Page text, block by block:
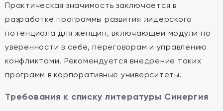
Практическая значимость заключается в
разработке программы развития лидерского
потенциала для женщин, включающей модули по
уверенности в себе, переговорам и управлению
конфликтами. Рекомендуется внедрение таких
программ в корпоративные университеты.
Требования к списку литературы Синергия